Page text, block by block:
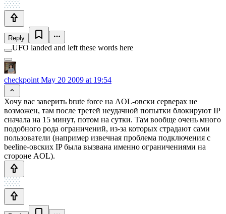
Reply
UFO landed and left these words here
checkpoint May 20 2009 at 19:54
Хочу вас заверить brute force на AOL-овски серверах не
возможен, там после третей неудачной попытки блокируют IP
сначала на 15 минут, потом на сутки. Там вообще очень много
подобного рода ограничений, из-за которых страдают сами
пользователи (например извечная проблема подключения с
beeline-овских IP была вызвана именно ограничениями на
стороне AOL).